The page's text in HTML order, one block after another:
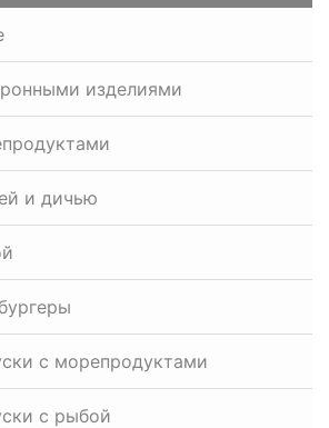
изделиями
и дичью
с морепродуктами
с рыбой